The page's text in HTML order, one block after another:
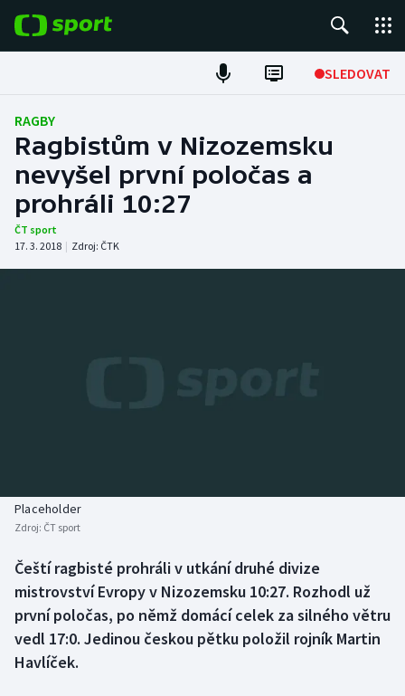
SLEDOVAT
Fotbal
Hokej
Tenis
Atletika
Biatlon
Box
Curling
Aplikace ČT sport
RAGBY
Ragbistům v Nizozemsku
nevyšel první poločas a
prohráli 10:27
ČT sport
17. 3. 2018 | Zdroj: ČTK
Placeholder
Zdroj: ČT sport
Čeští ragbisté prohráli v utkání druhé divize
mistrovství Evropy v Nizozemsku 10:27. Rozhodl už
první poločas, po němž domácí celek za silného větru
vedl 17:0. Jedinou českou pětku položil rojník Martin
Havlíček.